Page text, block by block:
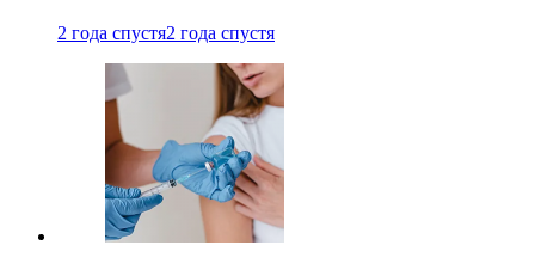
2 года спустя2 года спустя